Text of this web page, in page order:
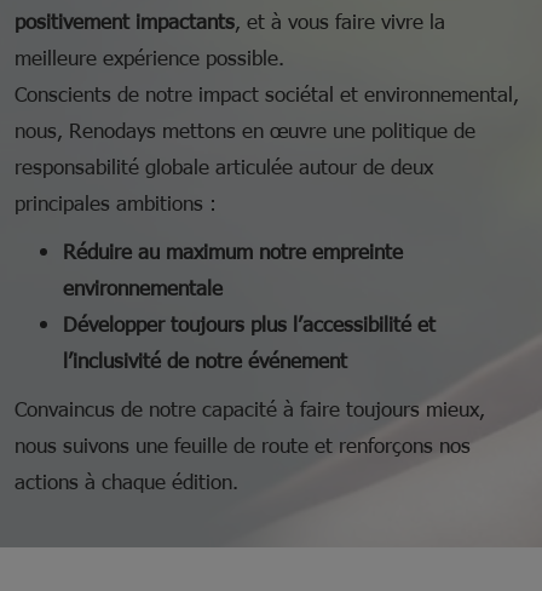
positivement impactants, et à vous faire vivre la
meilleure expérience possible.
Conscients de notre impact sociétal et environnemental,
nous, Renodays mettons en œuvre une politique de
responsabilité globale articulée autour de deux
principales ambitions :
Réduire au maximum notre empreinte
environnementale
Développer toujours plus l’accessibilité et
l’inclusivité de notre événement
Convaincus de notre capacité à faire toujours mieux,
nous suivons une feuille de route et renforçons nos
actions à chaque édition.